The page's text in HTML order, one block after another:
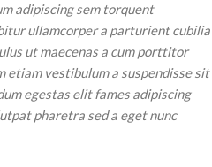
adipiscing sem torquent
ullamcorper a parturient cubilia
ut maecenas a cum porttitor
etiam vestibulum a suspendisse sit
egestas elit fames adipiscing
pharetra sed a eget nunc